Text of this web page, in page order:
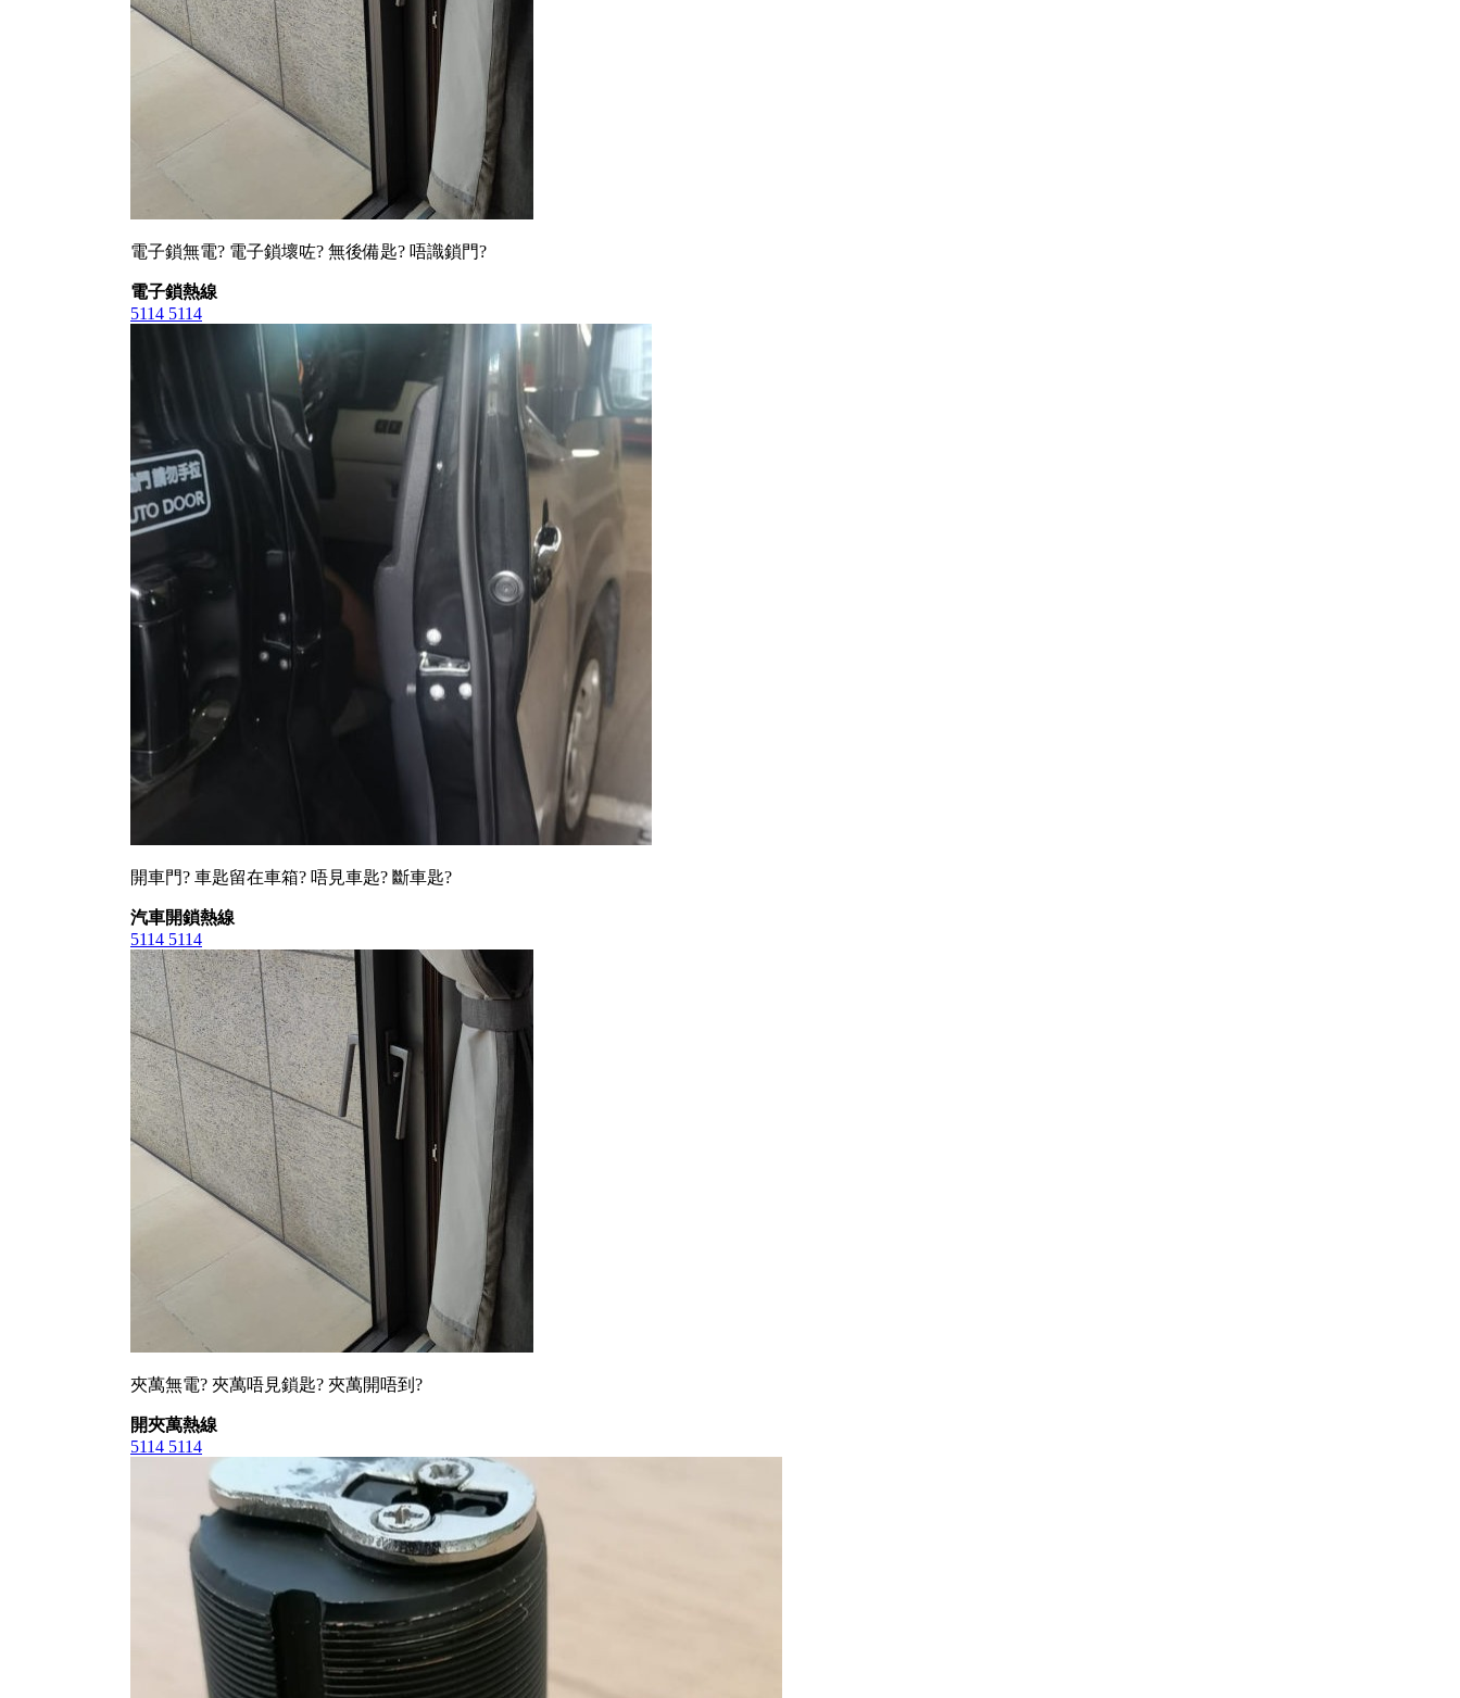
電子鎖無電? 電子鎖壞咗? 無後備匙? 唔識鎖門?
電子鎖熱線
5114 5114
開車門? 車匙留在車箱? 唔見車匙? 斷車匙?
汽車開鎖熱線
5114 5114
夾萬無電? 夾萬唔見鎖匙? 夾萬開唔到?
開夾萬熱線
5114 5114